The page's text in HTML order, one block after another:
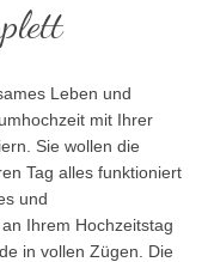
Leben und
mit Ihrer
Sie wollen die
Tag alles funktioniert
und
Ihrem Hochzeitstag
in vollen Zügen. Die